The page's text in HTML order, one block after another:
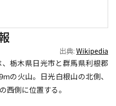
出典: Wikipedia
栃木県日光市と群馬県利根郡
の火山。日光白根山の北側、
西側に位置する。